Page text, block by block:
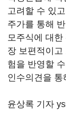
고려할 수 있
주가를 통해
모주식에 대
장 보편적이고
험을 반영할
인수의견을 통
윤상록 기자